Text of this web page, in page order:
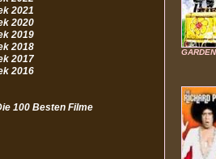
2021
2020
2019
2018
2017
2016
100 Besten Filme